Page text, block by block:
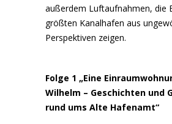
außerdem Luftaufnahmen, die
größten Kanalhafen aus
Perspektiven zeigen.
Folge 1 „Eine
Wilhelm – Geschichten und
rund ums Alte Hafenamt“